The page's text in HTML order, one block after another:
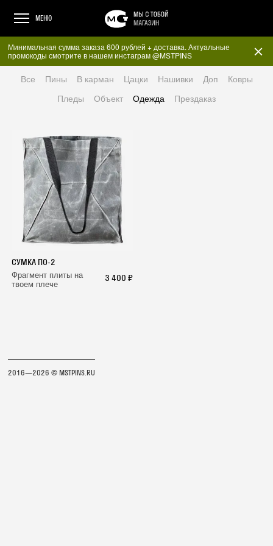
МЕНЮ
Минимальная сумма заказа 600 рублей + доставка. Актуальные
промокоды смотрите в нашем инстаграм @MSTPINS
Все Пины В карман Цацки Нашивки Доп
Ковры
Пледы
Объект Одежда Прездаказ
СУМКА ПО-2
Фрагмент плиты на
твоем плече 3 400 ₽
2016—2026 © MSTPINS.RU